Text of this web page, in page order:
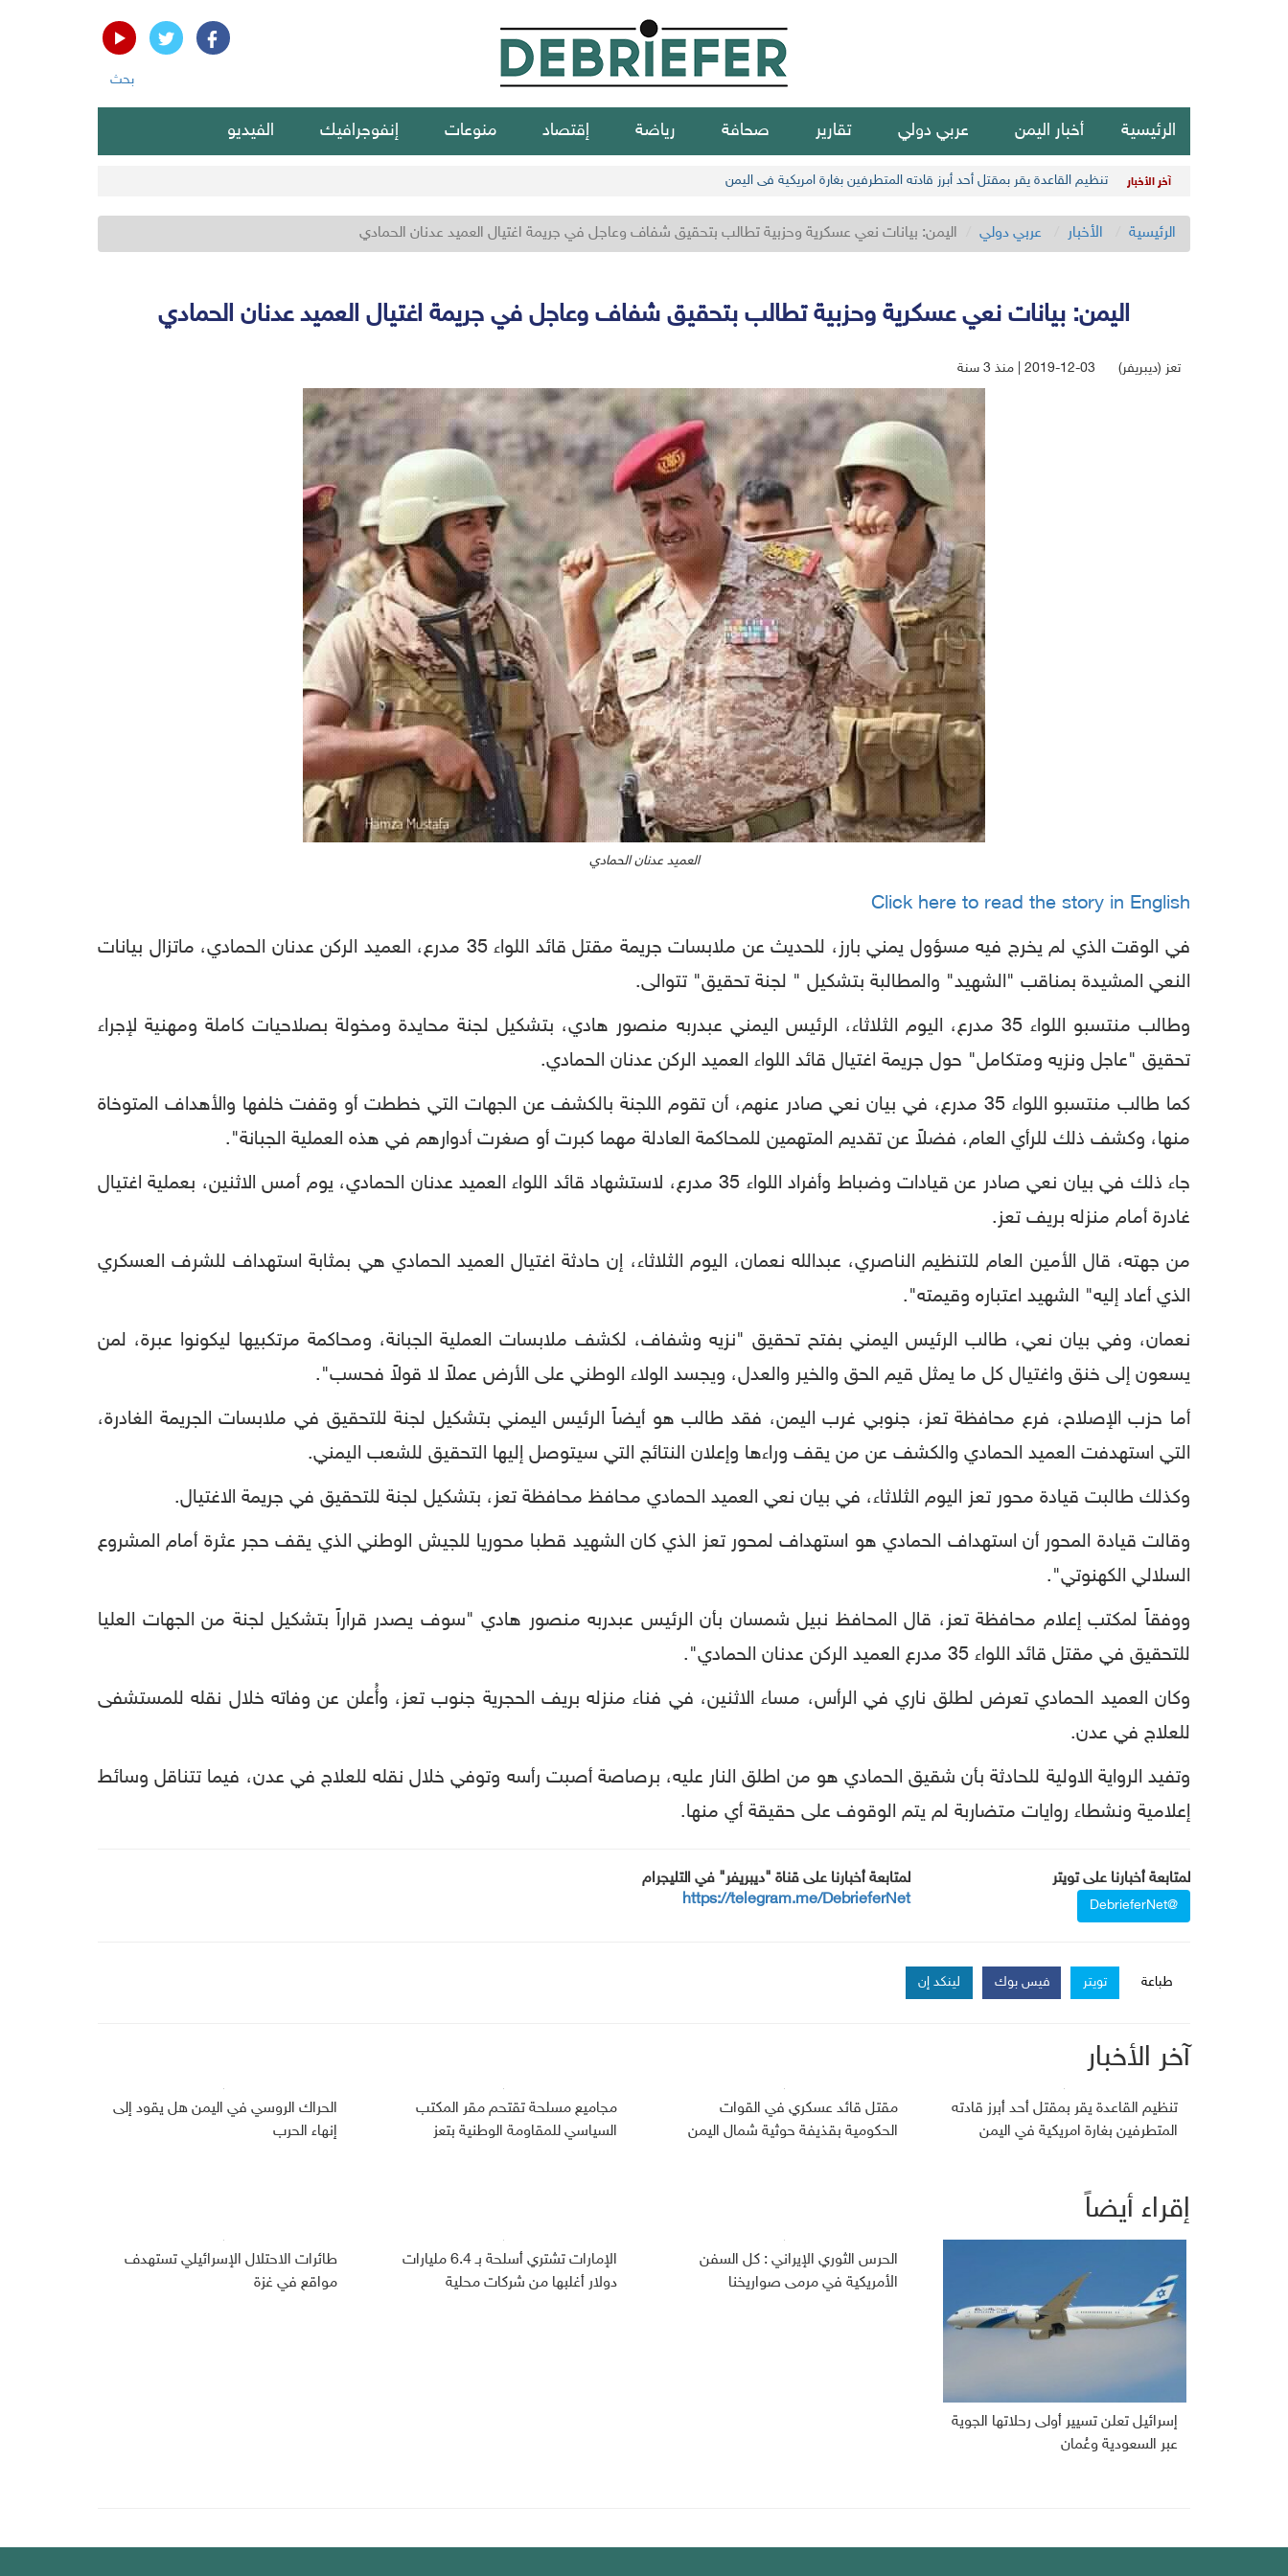
بحث
الرئيسية أخبار اليمن عربي دولي تقارير صحافة رياضة إقتصاد منوعات إنفوجرافيك الفيديو
آخر الأخبار تنظيم القاعدة يقر بمقتل أحد أبرز قادته المتطرفين بغارة امريكية في اليمن
الرئيسية الأخبار عربي دولي اليمن: بيانات نعي عسكرية وحزبية تطالب بتحقيق شفاف وعاجل في جريمة اغتيال العميد عدنان الحمادي
اليمن: بيانات نعي عسكرية وحزبية تطالب بتحقيق شفاف وعاجل في جريمة اغتيال العميد عدنان الحمادي
تعز (ديبريفر) 2019-12-03 | منذ 3 سنة
العميد عدنان الحمادي
Click here to read the story in English
في الوقت الذي لم يخرج فيه مسؤول يمني بارز، للحديث عن ملابسات جريمة مقتل قائد اللواء 35 مدرع، العميد الركن عدنان الحمادي، ماتزال بيانات
النعي المشيدة بمناقب "الشهيد" والمطالبة بتشكيل " لجنة تحقيق" تتوالى.
وطالب منتسبو اللواء 35 مدرع، اليوم الثلاثاء، الرئيس اليمني عبدربه منصور هادي، بتشكيل لجنة محايدة ومخولة بصلاحيات كاملة ومهنية لإجراء
تحقيق "عاجل ونزيه ومتكامل" حول جريمة اغتيال قائد اللواء العميد الركن عدنان الحمادي.
كما طالب منتسبو اللواء 35 مدرع، في بيان نعي صادر عنهم، أن تقوم اللجنة بالكشف عن الجهات التي خططت أو وقفت خلفها والأهداف المتوخاة
منها، وكشف ذلك للرأي العام، فضلاً عن تقديم المتهمين للمحاكمة العادلة مهما كبرت أو صغرت أدوارهم في هذه العملية الجبانة".
جاء ذلك في بيان نعي صادر عن قيادات وضباط وأفراد اللواء 35 مدرع، لاستشهاد قائد اللواء العميد عدنان الحمادي، يوم أمس الاثنين، بعملية اغتيال
غادرة أمام منزله بريف تعز.
من جهته، قال الأمين العام للتنظيم الناصري، عبدالله نعمان، اليوم الثلاثاء، إن حادثة اغتيال العميد الحمادي هي بمثابة استهداف للشرف العسكري
الذي أعاد إليه" الشهيد اعتباره وقيمته".
نعمان، وفي بيان نعي، طالب الرئيس اليمني بفتح تحقيق "نزيه وشفاف، لكشف ملابسات العملية الجبانة، ومحاكمة مرتكبيها ليكونوا عبرة، لمن
يسعون إلى خنق واغتيال كل ما يمثل قيم الحق والخير والعدل، ويجسد الولاء الوطني على الأرض عملاً لا قولاً فحسب".
أما حزب الإصلاح، فرع محافظة تعز، جنوبي غرب اليمن، فقد طالب هو أيضاً الرئيس اليمني بتشكيل لجنة للتحقيق في ملابسات الجريمة الغادرة،
التي استهدفت العميد الحمادي والكشف عن من يقف وراءها وإعلان النتائج التي سيتوصل إليها التحقيق للشعب اليمني.
وكذلك طالبت قيادة محور تعز اليوم الثلاثاء، في بيان نعي العميد الحمادي محافظ محافظة تعز، بتشكيل لجنة للتحقيق في جريمة الاغتيال.
وقالت قيادة المحور أن استهداف الحمادي هو استهداف لمحور تعز الذي كان الشهيد قطبا محوريا للجيش الوطني الذي يقف حجر عثرة أمام المشروع
السلالي الكهنوتي".
ووفقاً لمكتب إعلام محافظة تعز، قال المحافظ نبيل شمسان بأن الرئيس عبدربه منصور هادي "سوف يصدر قراراً بتشكيل لجنة من الجهات العليا
للتحقيق في مقتل قائد اللواء 35 مدرع العميد الركن عدنان الحمادي".
وكان العميد الحمادي تعرض لطلق ناري في الرأس، مساء الاثنين، في فناء منزله بريف الحجرية جنوب تعز، وأُعلن عن وفاته خلال نقله للمستشفى
للعلاج في عدن.
وتفيد الرواية الاولية للحادثة بأن شقيق الحمادي هو من اطلق النار عليه، برصاصة أصبت رأسه وتوفي خلال نقله للعلاج في عدن، فيما تتناقل وسائط
إعلامية ونشطاء روايات متضاربة لم يتم الوقوف على حقيقة أي منها.
لمتابعة أخبارنا على تويتر
@DebrieferNet
لمتابعة أخبارنا على قناة "ديبريفر" في التليجرام
https://telegram.me/DebrieferNet
طباعة تويتر فيس بوك لينكد إن
آخر الأخبار
تنظيم القاعدة يقر بمقتل أحد أبرز قادته
المتطرفين بغارة امريكية في اليمن
مقتل قائد عسكري في القوات
الحكومية بقذيفة حوثية شمال اليمن
مجاميع مسلحة تقتحم مقر المكتب
السياسي للمقاومة الوطنية بتعز
الحراك الروسي في اليمن هل يقود إلى
إنهاء الحرب
إقراء أيضاً
إسرائيل تعلن تسيير أولى رحلاتها الجوية
عبر السعودية وعُمان
الحرس الثوري الإيراني : كل السفن
الأمريكية في مرمى صواريخنا
الإمارات تشتري أسلحة بـ 6.4 مليارات
دولار أغلبها من شركات محلية
طائرات الاحتلال الإسرائيلي تستهدف
مواقع في غزة